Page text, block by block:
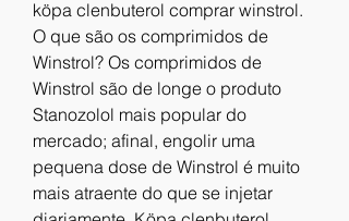
köpa clenbuterol comprar winstrol.
O que são os comprimidos de
Winstrol? Os comprimidos de
Winstrol são de longe o produto
Stanozolol mais popular do
mercado; afinal, engolir uma
pequena dose de Winstrol é muito
mais atraente do que se injetar